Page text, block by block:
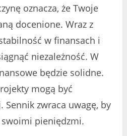
oznacza, że Twoje
docenione. Wraz z
w finansach i
niezależność. W
będzie solidne.
mogą być
Sennik zwraca uwagę, by
swoimi pieniędzmi.